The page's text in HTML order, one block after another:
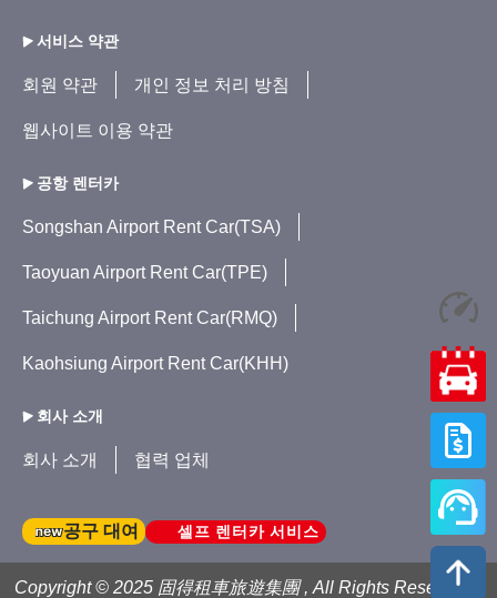
서비스 약관
회원 약관 개인 정보 처리 방침
웹사이트 이용 약관
공항 렌터카
Songshan Airport Rent Car(TSA)
Taoyuan Airport Rent Car(TPE)
Taichung Airport Rent Car(RMQ)
Kaohsiung Airport Rent Car(KHH)
회사 소개
회사 소개 협력 업체
공구 대여 셀프 렌터카 서비스
Copyright © 2025 固得租車旅遊集團 , All Rights Reserved .